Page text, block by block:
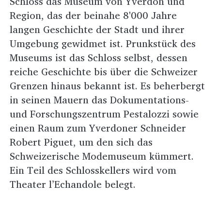
Region, das der beinahe 8'000 Jahre
langen Geschichte der Stadt und ihrer
Umgebung gewidmet ist. Prunkstück des
Museums ist das Schloss selbst, dessen
reiche Geschichte bis über die Schweizer
Grenzen hinaus bekannt ist. Es beherbergt
in seinen Mauern das Dokumentations-
und Forschungszentrum Pestalozzi sowie
einen Raum zum Yverdoner Schneider
Robert Piguet, um den sich das
Schweizerische Modemuseum kümmert.
Ein Teil des Schlosskellers wird vom
Theater l’Echandole belegt.